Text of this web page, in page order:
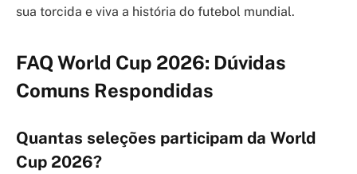
sua torcida e viva a história do futebol mundial.
FAQ World Cup 2026: Dúvidas
Comuns Respondidas
Quantas seleções participam da World
Cup 2026?